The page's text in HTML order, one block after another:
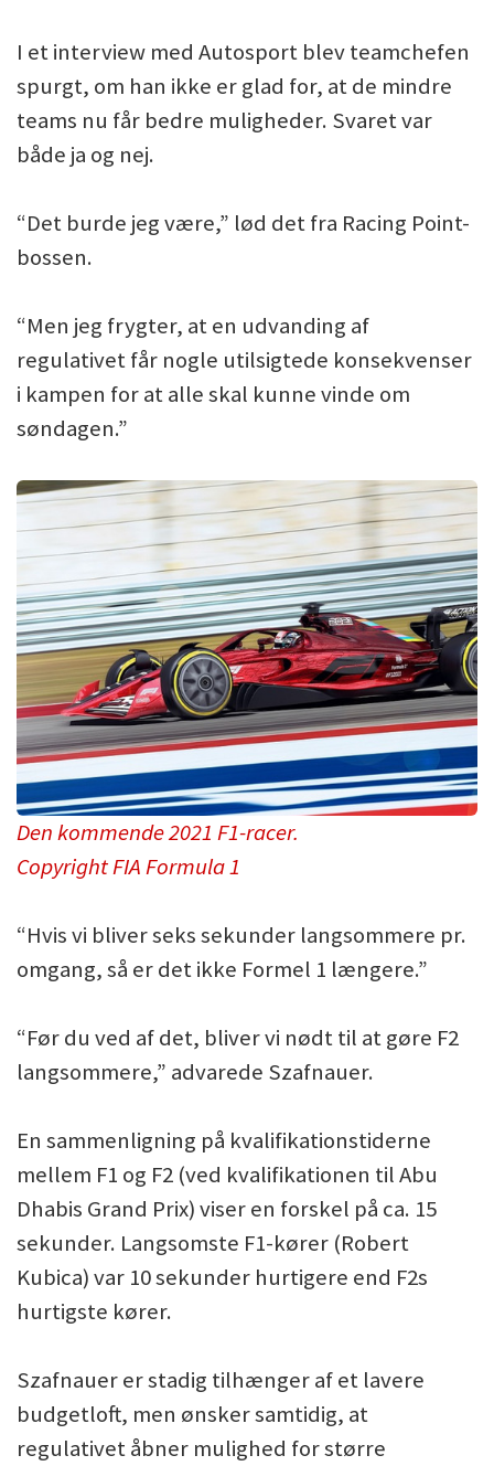
I et interview med Autosport blev teamchefen
spurgt, om han ikke er glad for, at de mindre
teams nu får bedre muligheder. Svaret var
både ja og nej.
“Det burde jeg være,” lød det fra Racing Point-
bossen.
“Men jeg frygter, at en udvanding af
regulativet får nogle utilsigtede konsekvenser
i kampen for at alle skal kunne vinde om
søndagen.”
Den kommende 2021 F1-racer.
Copyright FIA Formula 1
“Hvis vi bliver seks sekunder langsommere pr.
omgang, så er det ikke Formel 1 længere.”
“Før du ved af det, bliver vi nødt til at gøre F2
langsommere,” advarede Szafnauer.
En sammenligning på kvalifikationstiderne
mellem F1 og F2 (ved kvalifikationen til Abu
Dhabis Grand Prix) viser en forskel på ca. 15
sekunder. Langsomste F1-kører (Robert
Kubica) var 10 sekunder hurtigere end F2s
hurtigste kører.
Szafnauer er stadig tilhænger af et lavere
budgetloft, men ønsker samtidig, at
regulativet åbner mulighed for større